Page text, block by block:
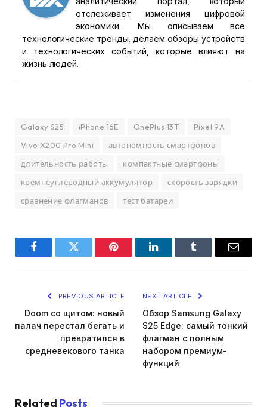
отслеживает изменения цифровой
экономики. Мы описываем все
технологические тренды, делаем обзоры устройств
и технологических событий, которые влияют на
жизнь людей.
Galaxy S25 iPhone 16E OnePlus 13T
Pixel 9A
Vivo X200 Pro Mini
автономность смартфонов
длительность работы
компактные смартфоны
кремнеуглеродный аккумулятор
скорость зарядки
сравнение флагманов
тест батареи
FacebookTwitter Pinterest LinkedInTumblr Email
PREVIOUS ARTICLE
Doom со щитом: новый
палач перестал бегать и
превратился в
средневекового танка
NEXT ARTICLE
Обзор Samsung Galaxy
S25 Edge: самый тонкий
флагман с полным
набором премиум-
функций
Related Posts